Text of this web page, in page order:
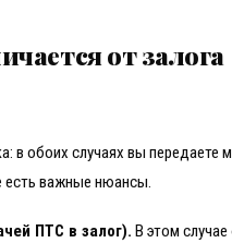
от залога
в обоих случаях вы передаете
есть важные нюансы.
ПТС в залог). В этом случае